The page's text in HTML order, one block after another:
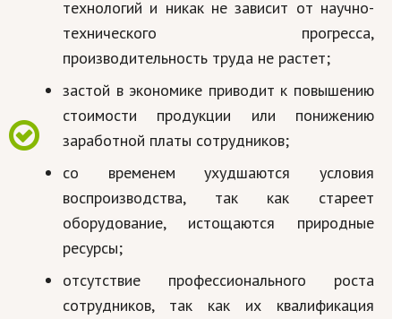
технологий и никак не зависит от научно-
технического прогресса,
производительность труда не растет;
застой в экономике приводит к повышению
стоимости продукции или понижению
заработной платы сотрудников;
со временем ухудшаются условия
воспроизводства, так как стареет
оборудование, истощаются природные
ресурсы;
отсутствие профессионального роста
сотрудников, так как их квалификация